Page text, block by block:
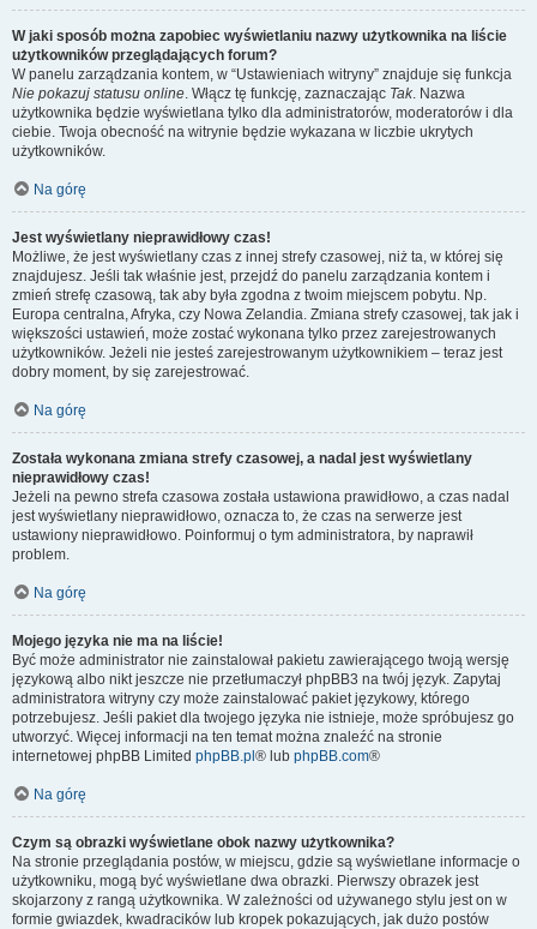
W jaki sposób można zapobiec wyświetlaniu nazwy użytkownika na liście
użytkowników przeglądających forum?
W panelu zarządzania kontem, w “Ustawieniach witryny” znajduje się funkcja
Nie pokazuj statusu online. Włącz tę funkcję, zaznaczając Tak. Nazwa
użytkownika będzie wyświetlana tylko dla administratorów, moderatorów i dla
ciebie. Twoja obecność na witrynie będzie wykazana w liczbie ukrytych
użytkowników.
Na górę
Jest wyświetlany nieprawidłowy czas!
Możliwe, że jest wyświetlany czas z innej strefy czasowej, niż ta, w której się
znajdujesz. Jeśli tak właśnie jest, przejdź do panelu zarządzania kontem i
zmień strefę czasową, tak aby była zgodna z twoim miejscem pobytu. Np.
Europa centralna, Afryka, czy Nowa Zelandia. Zmiana strefy czasowej, tak jak i
większości ustawień, może zostać wykonana tylko przez zarejestrowanych
użytkowników. Jeżeli nie jesteś zarejestrowanym użytkownikiem – teraz jest
dobry moment, by się zarejestrować.
Na górę
Została wykonana zmiana strefy czasowej, a nadal jest wyświetlany
nieprawidłowy czas!
Jeżeli na pewno strefa czasowa została ustawiona prawidłowo, a czas nadal
jest wyświetlany nieprawidłowo, oznacza to, że czas na serwerze jest
ustawiony nieprawidłowo. Poinformuj o tym administratora, by naprawił
problem.
Na górę
Mojego języka nie ma na liście!
Być może administrator nie zainstalował pakietu zawierającego twoją wersję
językową albo nikt jeszcze nie przetłumaczył phpBB3 na twój język. Zapytaj
administratora witryny czy może zainstalować pakiet językowy, którego
potrzebujesz. Jeśli pakiet dla twojego języka nie istnieje, może spróbujesz go
utworzyć. Więcej informacji na ten temat można znaleźć na stronie
internetowej phpBB Limited phpBB.pl ® lub phpBB.com®
Na górę
Czym są obrazki wyświetlane obok nazwy użytkownika?
Na stronie przeglądania postów, w miejscu, gdzie są wyświetlane informacje o
użytkowniku, mogą być wyświetlane dwa obrazki. Pierwszy obrazek jest
skojarzony z rangą użytkownika. W zależności od używanego stylu jest on w
formie gwiazdek, kwadracików lub kropek pokazujących, jak dużo postów